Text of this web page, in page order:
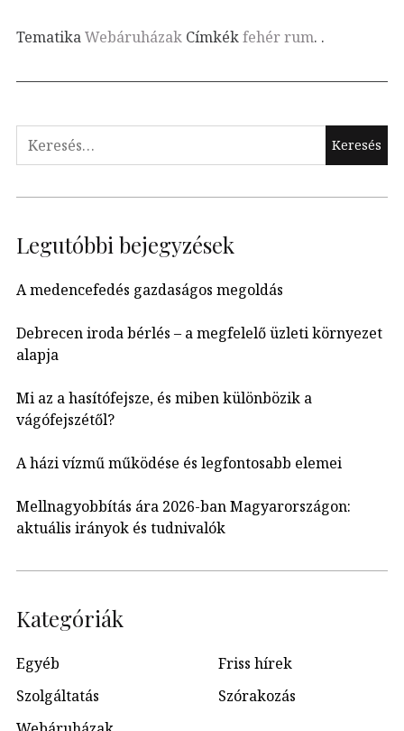
TematikaWebáruházak Címkékfehér rum. .
Keresés:
Legutóbbi bejegyzések
A medencefedés gazdaságos megoldás
Debrecen iroda bérlés – a megfelelő üzleti környezet
alapja
Mi az a hasítófejsze, és miben különbözik a
vágófejszétől?
A házi vízmű működése és legfontosabb elemei
Mellnagyobbítás ára 2026-ban Magyarországon:
aktuális irányok és tudnivalók
Kategóriák
Egyéb
Friss hírek
Szolgáltatás
Szórakozás